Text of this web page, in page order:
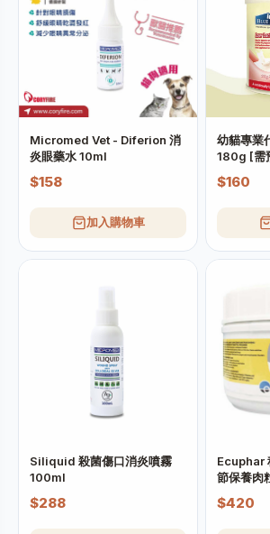
Micromed Vet - Diferion 消
炎眼藥水 10ml
$158
加入購物車
幼貓專業
180g [需
$160
Siliquid 殺菌傷口消炎噴霧
100ml
$288
Ecuphar
節保養肉
訂]
$420